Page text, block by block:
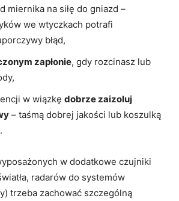
miernika na siłę do gniazd –
we wtyczkach potrafi
błąd,
zapłonie, gdy rozcinasz lub
w wiązkę dobrze zaizoluj
– taśmą dobrej jakości lub koszulką
w dodatkowe czujniki
radarów do systemów
trzeba zachować szczególną